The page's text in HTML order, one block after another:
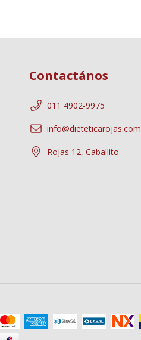
Contactános
011 4902-9975
info@dieteticarojas.com
Rojas 12, Caballito